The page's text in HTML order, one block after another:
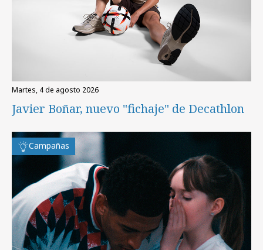
martes, 4 de agosto 2026
Javier Boñar, nuevo "fichaje" de Decathlon
Campañas